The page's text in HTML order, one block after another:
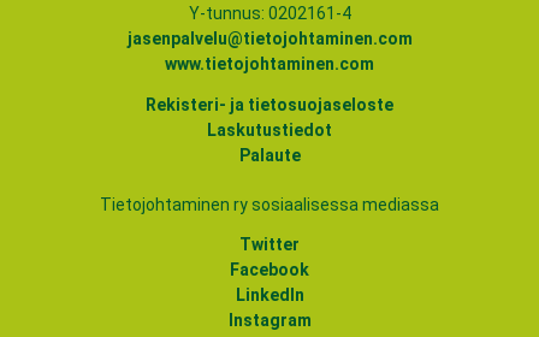
Y-tunnus: 0202161-4
jasenpalvelu@tietojohtaminen.com
www.tietojohtaminen.com
Rekisteri- ja tietosuojaseloste
Laskutustiedot
Palaute
Tietojohtaminen ry sosiaalisessa mediassa
Twitter
Facebook
LinkedIn
Instagram